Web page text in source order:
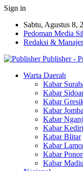
Sign in
Sabtu, Agustus 8,
Pedoman Media
Redaksi &
Publisher -
Warta Daerah
Kabar
Kabar
Kabar
Kabar
Kabar
Kabar
Kabar Blitar
Kabar
Kabar
Kabar